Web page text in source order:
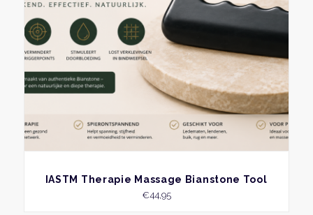
BEKIJK
IASTM Therapie Massage Bianstone Tool
€44,95